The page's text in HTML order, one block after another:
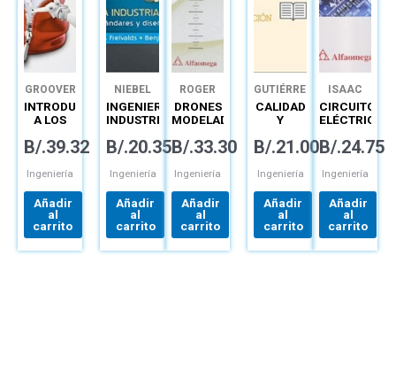
GROOVER
INTRODUCCIÓN
A LOS
DE
MANUFACTURA
B/.39.32
Ingeniería
Añadir
al
carrito
NIEBEL
INGENIERÍA
INDUSTRIAL
NIEBEL
MÉTODOS,
ESTANDARES
DISEÑO
DEL
TRABAJO
B/.20.35
Ingeniería
Añadir
al
carrito
ROGER
MIRANDA
COLORADO
DRONES
MODELADO
CONTROL
CUADROTORES
B/.33.30
Ingeniería
Añadir
al
carrito
GUTIÉRREZ
CALIDAD
Y
B/.21.00
Ingeniería
Añadir
al
carrito
ISAAC
GUZMÁN
DOMÍNGUEZ
CIRCUITOS
ELÉCTRICOS
PRÁCTICAS
B/.24.75
Ingeniería
Añadir
al
carrito